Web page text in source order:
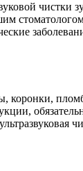
чистки
коронки,